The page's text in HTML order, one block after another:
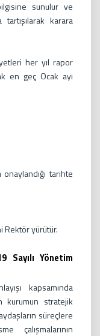
sunulur ve
karara
her yıl rapor
en geç Ocak ayı
tarihte
Rektör yürütür.
Sayılı Yönetim
kapsamında
stratejik
süreçlere
çalışmalarının